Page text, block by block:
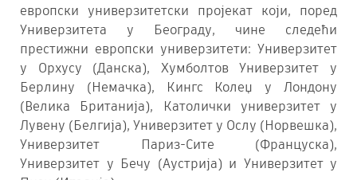
европски универзитетски пројекат који, поред
Универзитета у Београду, чине следећи
престижни европски универзитети: Универзитет
у Орхусу (Данска), Хумболтов Универзитет у
Берлину (Немачка), Кингс Колеџ у Лондону
(Велика Британија), Католички универзитет у
Лувену (Белгија), Универзитет у Ослу (Норвешка),
Универзитет Париз-Сите (Француска),
Универзитет у Бечу (Аустрија) и Универзитет у